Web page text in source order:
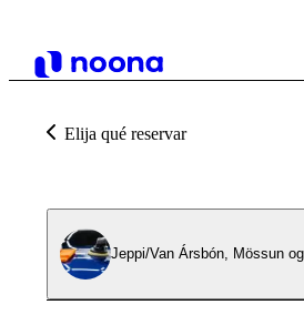
Elija qué reservar
Jeppi/Van Ársbón, Mössun